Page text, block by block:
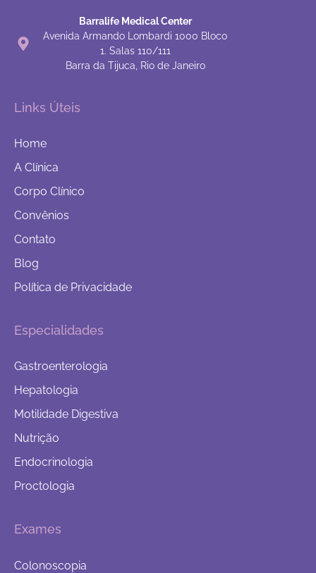
Barralife Medical Center
Avenida Armando Lombardi 1000 Bloco
1. Salas 110/111
Barra da Tijuca, Rio de Janeiro
Links Úteis
Home
A Clínica
Corpo Clínico
Convênios
Contato
Blog
Política de Privacidade
Especialidades
Gastroenterologia
Hepatologia
Motilidade Digestiva
Nutrição
Endocrinologia
Proctologia
Exames
Colonoscopia